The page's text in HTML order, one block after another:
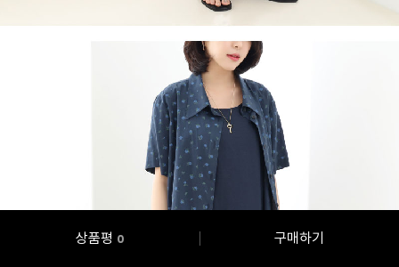
상품평 0 구매하기